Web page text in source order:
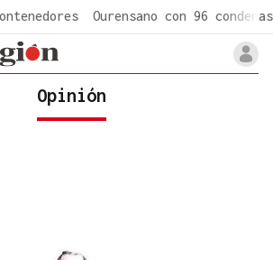
Ourensano con 96 condenas
Opinión